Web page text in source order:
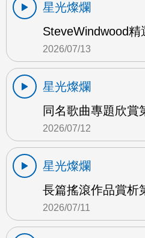
星光燦爛
SteveWindwood精
2026/07/13
星光燦爛
同名歌曲專題欣賞
2026/07/12
星光燦爛
長篇搖滾作品賞析
2026/07/11